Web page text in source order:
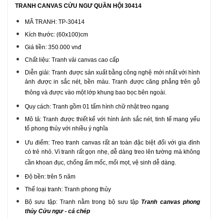
TRANH CANVAS CỬU NGƯ QUẦN HỘI 30414
MÃ TRANH: TP-30414
Kích thước: (60x100)cm
Giá tiền: 350.000 vnđ
Chất liệu: Tranh vải canvas cao cấp
Diễn giải: Tranh được sản xuất bằng công nghệ mới nhất với hình
ảnh được in sắc nét, bền màu. Tranh được căng phẳng trên gỗ
thông và được vào một lớp khung bao bọc bên ngoài.
Quy cách: Tranh gồm 01 tấm hình chữ nhật treo ngang
Mô tả: Tranh được thiết kế với hình ảnh sắc nét, tinh tế mang yếu
tố phong thủy với nhiều ý nghĩa
Ưu điểm: Treo tranh canvas rất an toàn đặc biệt đối với gia đình
có trẻ nhỏ. Vì tranh rất gọn nhẹ, dễ dàng treo lên tường mà không
cần khoan đục, chống ẩm mốc, mối mọt, vệ sinh dễ dàng.
Độ bền: trên 5 năm
Thể loại tranh: Tranh phong thủy
Bộ sưu tập: Tranh nằm trong bộ sưu tập Tranh canvas phong
thủy Cửu ngư - cá chép